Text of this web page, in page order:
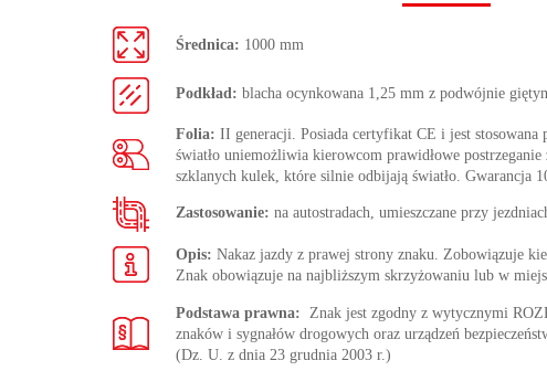
Średnica: 1000 mm
Podkład: blacha ocynkowana 1,25 mm z podwójnie
Folia: II generacji. Posiada certyfikat CE i jest
światło uniemożliwia kierowcom prawidłowe
szklanych kulek, które silnie odbijają światło. Gwarancja
Zastosowanie: na autostradach, umieszczane przy
Opis: Nakaz jazdy z prawej strony znaku. Zobowiązuje
Znak obowiązuje na najbliższym skrzyżowaniu lub w
Podstawa prawna: Znak jest zgodny z wytycznymi
znaków i sygnałów drogowych oraz urządzeń
(Dz. U. z dnia 23 grudnia 2003 r.)